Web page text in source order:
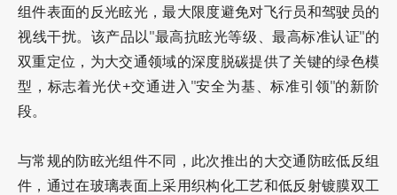
组件表面的反光眩光，最大限度避免对飞行员和驾驶员的
视线干扰。该产品以"最高抗眩光等级、最高标准认证"的
双重定位，为大交通领域的深度脱碳提供了关键的绿色模
型，标志着光伏+交通进入"安全为基、标准引领"的新阶
段。
与常规的防眩光组件不同，此次推出的大交通防眩低反组
件，通过在玻璃表面上采用织构化工艺和低反射镀膜双工